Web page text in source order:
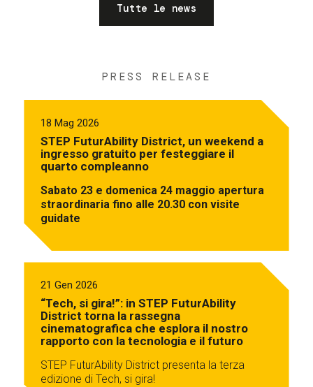
Tutte le news
PRESS RELEASE
18 Mag 2026
STEP FuturAbility District, un weekend a
ingresso gratuito per festeggiare il
quarto compleanno
Sabato 23 e domenica 24 maggio apertura
straordinaria fino alle 20.30 con visite
guidate
21 Gen 2026
“Tech, si gira!”: in STEP FuturAbility
District torna la rassegna
cinematografica che esplora il nostro
rapporto con la tecnologia e il futuro
STEP FuturAbility District presenta la terza
edizione di Tech, si gira!